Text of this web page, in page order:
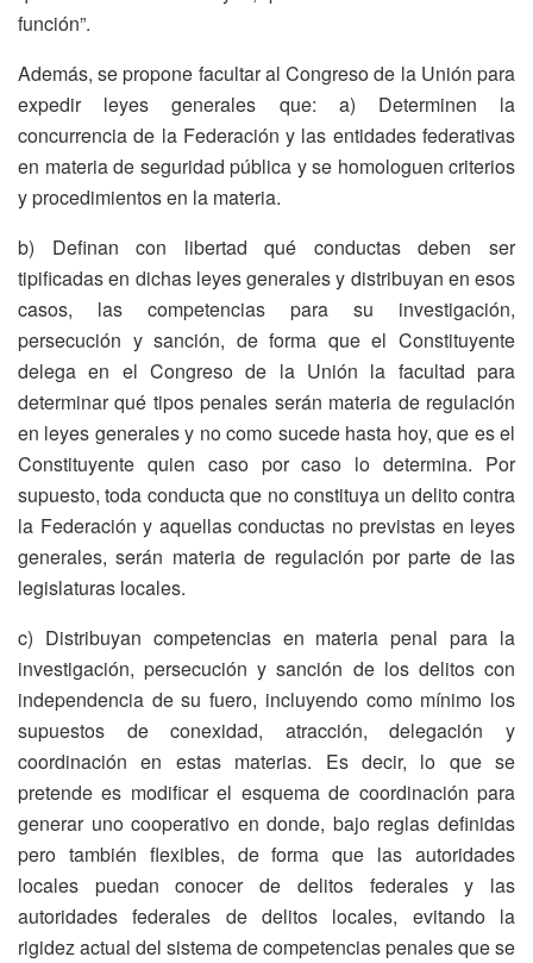
función”.
Además, se propone facultar al Congreso de la Unión para
expedir leyes generales que: a) Determinen la
concurrencia de la Federación y las entidades federativas
en materia de seguridad pública y se homologuen criterios
y procedimientos en la materia.
b) Definan con libertad qué conductas deben ser
tipificadas en dichas leyes generales y distribuyan en esos
casos, las competencias para su investigación,
persecución y sanción, de forma que el Constituyente
delega en el Congreso de la Unión la facultad para
determinar qué tipos penales serán materia de regulación
en leyes generales y no como sucede hasta hoy, que es el
Constituyente quien caso por caso lo determina. Por
supuesto, toda conducta que no constituya un delito contra
la Federación y aquellas conductas no previstas en leyes
generales, serán materia de regulación por parte de las
legislaturas locales.
c) Distribuyan competencias en materia penal para la
investigación, persecución y sanción de los delitos con
independencia de su fuero, incluyendo como mínimo los
supuestos de conexidad, atracción, delegación y
coordinación en estas materias. Es decir, lo que se
pretende es modificar el esquema de coordinación para
generar uno cooperativo en donde, bajo reglas definidas
pero también flexibles, de forma que las autoridades
locales puedan conocer de delitos federales y las
autoridades federales de delitos locales, evitando la
rigidez actual del sistema de competencias penales que se